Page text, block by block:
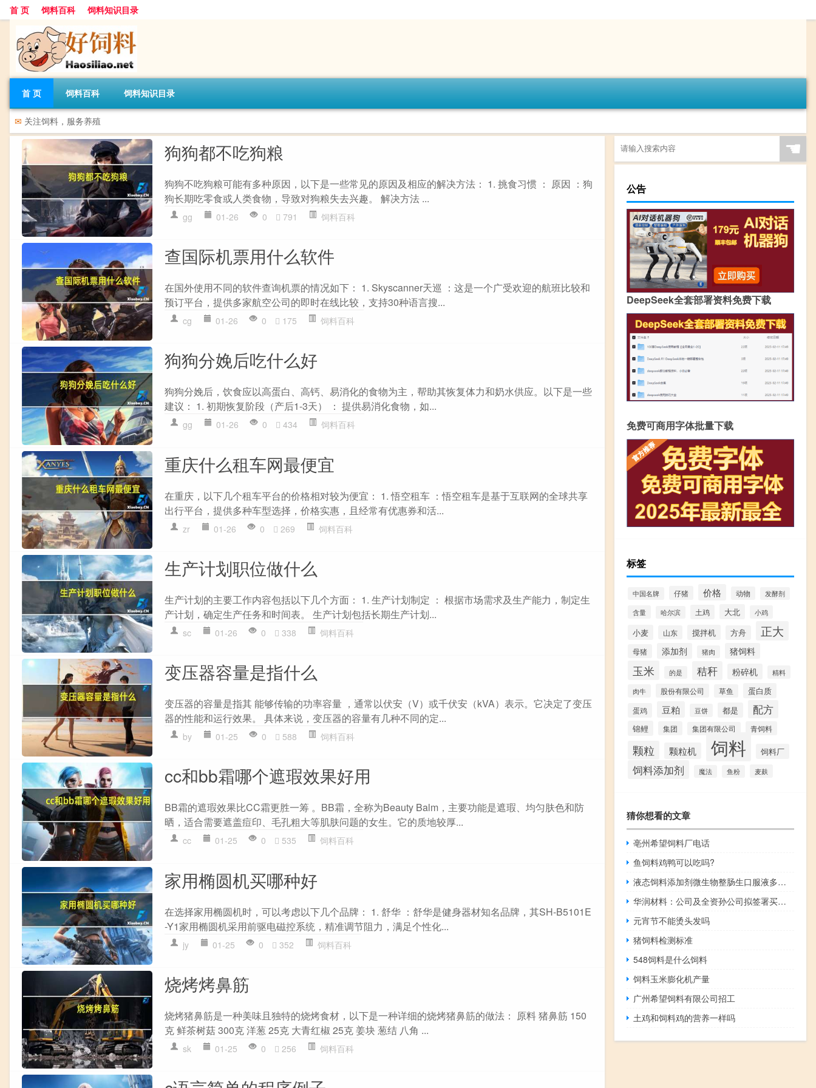
首 页 饲料百科 饲料知识目录
首 页 饲料百科 饲料知识目录
✉ 关注饲料，服务养殖
狗狗都不吃狗粮
狗狗不吃狗粮可能有多种原因，以下是一些常见的原因及相应的解决方法： 1. 挑食习惯 ： 原因 ：狗
狗长期吃零食或人类食物，导致对狗粮失去兴趣。 解决方法 ...
gg 01-26 0 791 饲料百科
查国际机票用什么软件
在国外使用不同的软件查询机票的情况如下： 1. Skyscanner天巡 ：这是一个广受欢迎的航班比较和
预订平台，提供多家航空公司的即时在线比较，支持30种语言搜...
cg 01-26 0 175 饲料百科
狗狗分娩后吃什么好
狗狗分娩后，饮食应以高蛋白、高钙、易消化的食物为主，帮助其恢复体力和奶水供应。以下是一些
建议： 1. 初期恢复阶段（产后1-3天） ： 提供易消化食物，如...
gg 01-26 0 434 饲料百科
重庆什么租车网最便宜
在重庆，以下几个租车平台的价格相对较为便宜： 1. 悟空租车 ：悟空租车是基于互联网的全球共享
出行平台，提供多种车型选择，价格实惠，且经常有优惠券和活...
zr 01-26 0 269 饲料百科
生产计划职位做什么
生产计划的主要工作内容包括以下几个方面： 1. 生产计划制定 ： 根据市场需求及生产能力，制定生
产计划，确定生产任务和时间表。 生产计划包括长期生产计划...
sc 01-26 0 338 饲料百科
变压器容量是指什么
变压器的容量是指其 能够传输的功率容量 ，通常以伏安（V）或千伏安（kVA）表示。它决定了变压
器的性能和运行效果。 具体来说，变压器的容量有几种不同的定...
by 01-25 0 588 饲料百科
cc和bb霜哪个遮瑕效果好用
BB霜的遮瑕效果比CC霜更胜一筹 。BB霜，全称为Beauty Balm，主要功能是遮瑕、均匀肤色和防
晒，适合需要遮盖痘印、毛孔粗大等肌肤问题的女生。它的质地较厚...
cc 01-25 0 535 饲料百科
家用椭圆机买哪种好
在选择家用椭圆机时，可以考虑以下几个品牌： 1. 舒华 ：舒华是健身器材知名品牌，其SH-B5101E
-Y1家用椭圆机采用前驱电磁控系统，精准调节阻力，满足个性化...
jy 01-25 0 352 饲料百科
烧烤烤鼻筋
烧烤猪鼻筋是一种美味且独特的烧烤食材，以下是一种详细的烧烤猪鼻筋的做法： 原料 猪鼻筋 150
克 鲜茶树菇 300克 洋葱 25克 大青红椒 25克 姜块 葱结 八角 ...
sk 01-25 0 256 饲料百科
☚
公告
DeepSeek全套部署资料免费下载
免费可商用字体批量下载
标签
中国名牌 仔猪 价格 动物 发酵剂
含量 哈尔滨 土鸡 大北 小鸡
小麦 山东 搅拌机 方舟 正大
母猪 添加剂 猪肉 猪饲料
玉米 的是 秸秆 粉碎机
精料
肉牛
股份有限公司 草鱼 蛋白质
蛋鸡 豆粕 豆饼 都是 配方
锦鲤 集团 集团有限公司 青饲料
颗粒 颗粒机 饲料 饲料厂
饲料添加剂 魔法 鱼粉 麦麸
猜你想看的文章
亳州希望饲料厂电话
鱼饲料鸡鸭可以吃吗?
液态饲料添加剂微生物整肠生口服液多少钱
华润材料：公司及全资孙公司拟签署买卖合同
元宵节不能烫头发吗
猪饲料检测标准
548饲料是什么饲料
饲料玉米膨化机产量
广州希望饲料有限公司招工
土鸡和饲料鸡的营养一样吗